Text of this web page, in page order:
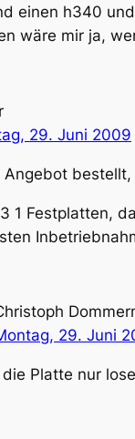
einen h340
wäre mir ja,
29. Juni 2009
Angebot
1 Festplatten,
29. Juni
die Platte nur